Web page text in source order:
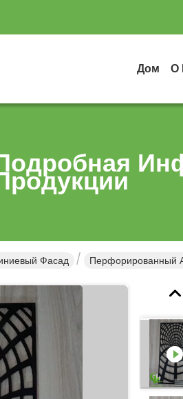
Дом О
Фасад Перфорированный